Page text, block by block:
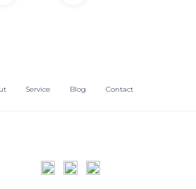
Service Blog Contact